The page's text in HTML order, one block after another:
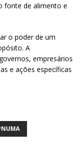
fonte de alimento e
o poder de um
A
empresários
e ações específicas